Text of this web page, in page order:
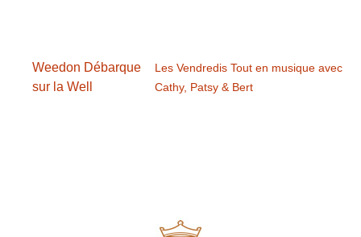
Weedon Débarque
sur la Well
Les Vendredis Tout en musique avec
Cathy, Patsy & Bert